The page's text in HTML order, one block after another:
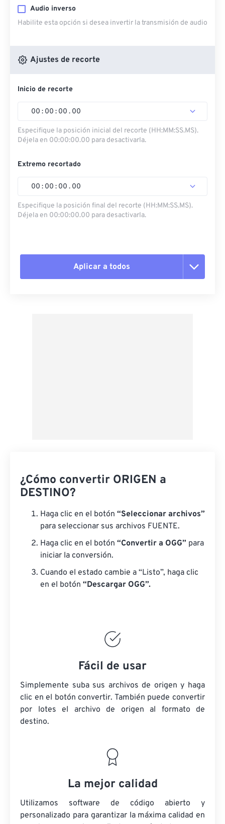
Audio inverso
Habilite esta opción si desea invertir la transmisión de audio
Ajustes de recorte
Inicio de recorte
00 : 00 : 00 . 00
Especifique la posición inicial del recorte (HH:MM:SS.MS).
Déjela en 00:00:00.00 para desactivarla.
Extremo recortado
00 : 00 : 00 . 00
Especifique la posición final del recorte (HH:MM:SS.MS).
Déjela en 00:00:00.00 para desactivarla.
Aplicar a todos
¿Cómo convertir ORIGEN a
DESTINO?
Haga clic en el botón “Seleccionar archivos”
para seleccionar sus archivos FUENTE.
Haga clic en el botón “Convertir a OGG” para
iniciar la conversión.
Cuando el estado cambie a “Listo”, haga clic
en el botón “Descargar OGG”.
Fácil de usar
Simplemente suba sus archivos de origen y haga
clic en el botón convertir. También puede convertir
por lotes el archivo de origen al formato de
destino.
La mejor calidad
Utilizamos software de código abierto y
personalizado para garantizar la máxima calidad en